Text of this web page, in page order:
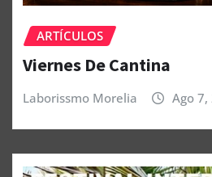
ARTÍCULOS
Viernes De Cantina
Laborissmo Morelia Ago 7,